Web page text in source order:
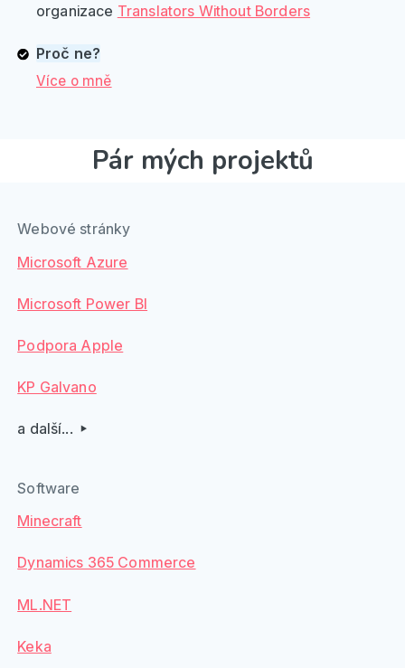
organizace Translators Without Borders
Proč ne?
Více o mně
Pár mých projektů
Webové stránky
Microsoft Azure
Microsoft Power BI
Podpora Apple
KP Galvano
a další...
Software
Minecraft
Dynamics 365 Commerce
ML.NET
Keka